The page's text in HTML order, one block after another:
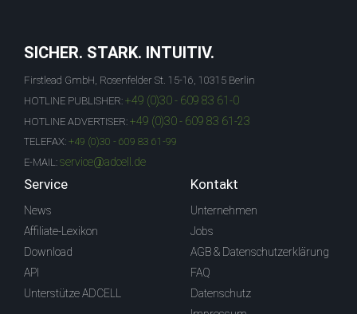
SICHER. STARK. INTUITIV.
Firstlead GmbH, Rosenfelder St. 15-16, 10315 Berlin
HOTLINE PUBLISHER: +49 (0)30 - 609 83 61-0
HOTLINE ADVERTISER: +49 (0)30 - 609 83 61-23
TELEFAX: +49 (0)30 - 609 83 61-99
E-MAIL: service@adcell.de
Service
News
Affiliate-Lexikon
Download
API
Unterstütze ADCELL
Kontakt
Unternehmen
Jobs
AGB & Datenschutzerklärung
FAQ
Datenschutz